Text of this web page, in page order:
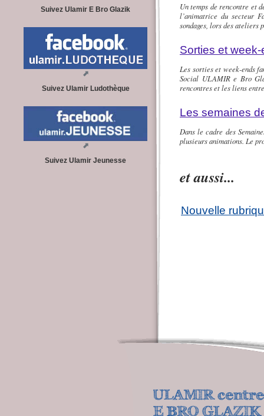
Un temps de rencontre et
l’animatrice du secteur
sondages, lors des
Sorties et
Les sorties et week-ends
Social ULAMIR e Bro
rencontres et les liens
Les semaines
Dans le cadre des
plusieurs animations. Le
et aussi...
Nouvelle
Suivez Ulamir E Bro Glazik
Suivez Ulamir Ludothèque
Suivez Ulamir Jeunesse